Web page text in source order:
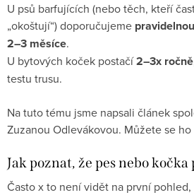
U psů barfujících (nebo těch, kteří
„okoštují“) doporučujeme
2–3 měsíce.
U bytových koček postačí2–3x ročně
testu trusu.
Na tuto tému jsme napsali článek
Zuzanou Odlevákovou. Můžete se
Jak poznat, že pes nebo
Často x to není vidět na první